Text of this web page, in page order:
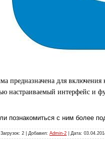
предназначена для
настраиваемый интерфейс и
познакомиться с ним более
2 | Добавил: Admin-2 | Дата: